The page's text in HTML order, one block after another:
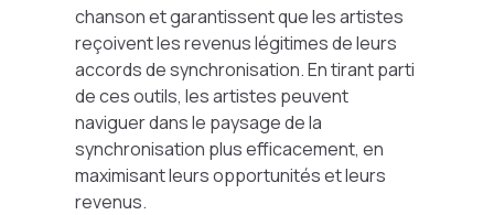
chanson et garantissent que les artistes
reçoivent les revenus légitimes de leurs
accords de synchronisation. En tirant parti
de ces outils, les artistes peuvent
naviguer dans le paysage de la
synchronisation plus efficacement, en
maximisant leurs opportunités et leurs
revenus.